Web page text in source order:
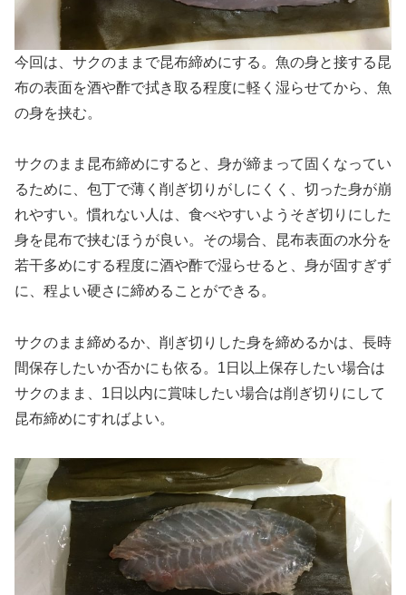
今回は、サクのままで昆布締めにする。魚の身と接する昆
布の表面を酒や酢で拭き取る程度に軽く湿らせてから、魚
の身を挟む。
サクのまま昆布締めにすると、身が締まって固くなってい
るために、包丁で薄く削ぎ切りがしにくく、切った身が崩
れやすい。慣れない人は、食べやすいようそぎ切りにした
身を昆布で挟むほうが良い。その場合、昆布表面の水分を
若干多めにする程度に酒や酢で湿らせると、身が固すぎず
に、程よい硬さに締めることができる。
サクのまま締めるか、削ぎ切りした身を締めるかは、長時
間保存したいか否かにも依る。1日以上保存したい場合は
サクのまま、1日以内に賞味したい場合は削ぎ切りにして
昆布締めにすればよい。